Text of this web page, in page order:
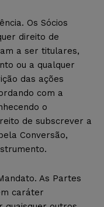
Os Sócios
direito de
a ser titulares,
ou a qualquer
das ações
com a
o
de subscrever a
Conversão,
As Partes
caráter